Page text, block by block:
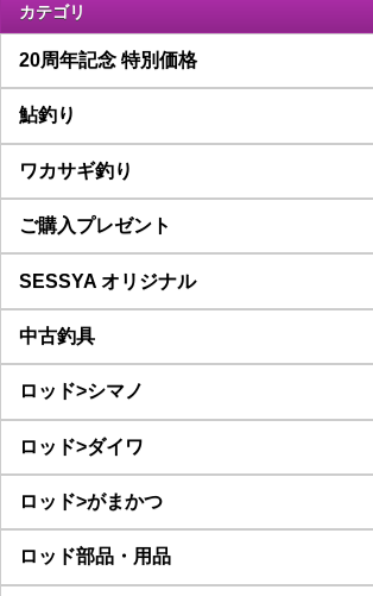
カテゴリ
20周年記念 特別価格
鮎釣り
ワカサギ釣り
ご購入プレゼント
SESSYA オリジナル
中古釣具
ロッド>シマノ
ロッド>ダイワ
ロッド>がまかつ
ロッド部品・用品